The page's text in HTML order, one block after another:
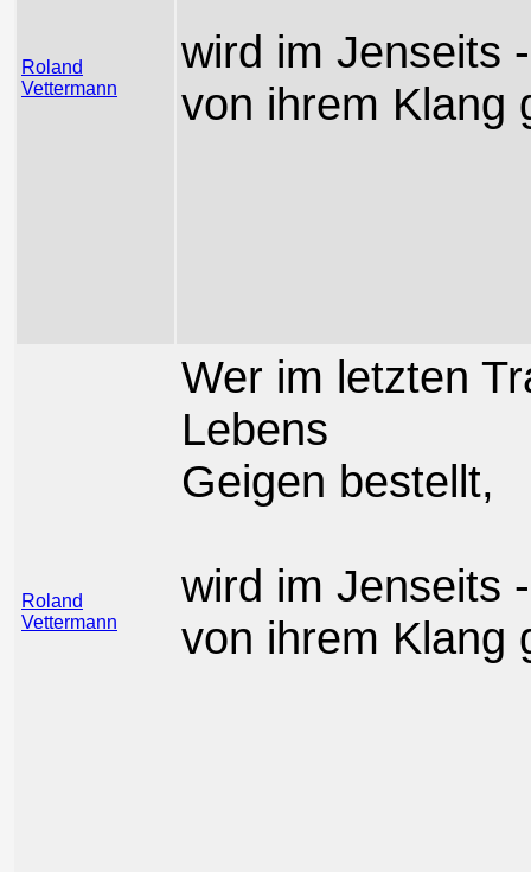
Roland
Vettermann
wird im Jenseits
von ihrem Klang
Roland
Vettermann
Wer im letzten
Lebens
Geigen bestellt,
wird im Jenseits
von ihrem Klang